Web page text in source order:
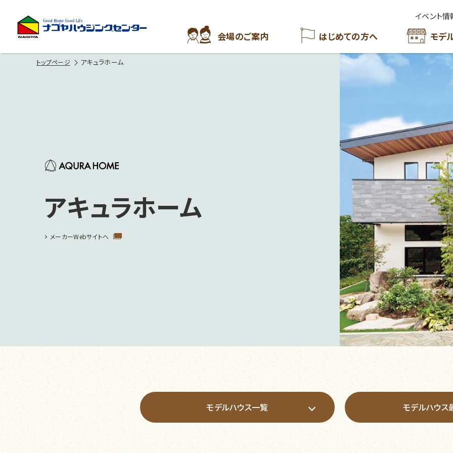
イベント情
会場のご案内 はじめての方へ モデ
トップページ アキュラホーム
アキュラホーム
メーカーWebサイトへ
モデルハウス一覧 モデルハウス